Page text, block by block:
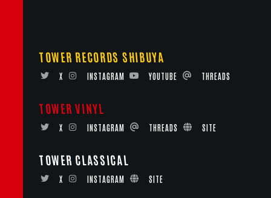
TOWER RECORDS SHIBUYA
X INSTAGRAM YOUTUBE THREADS
TOWER VINYL
X INSTAGRAM THREADS SITE
TOWER CLASSICAL
X INSTAGRAM SITE